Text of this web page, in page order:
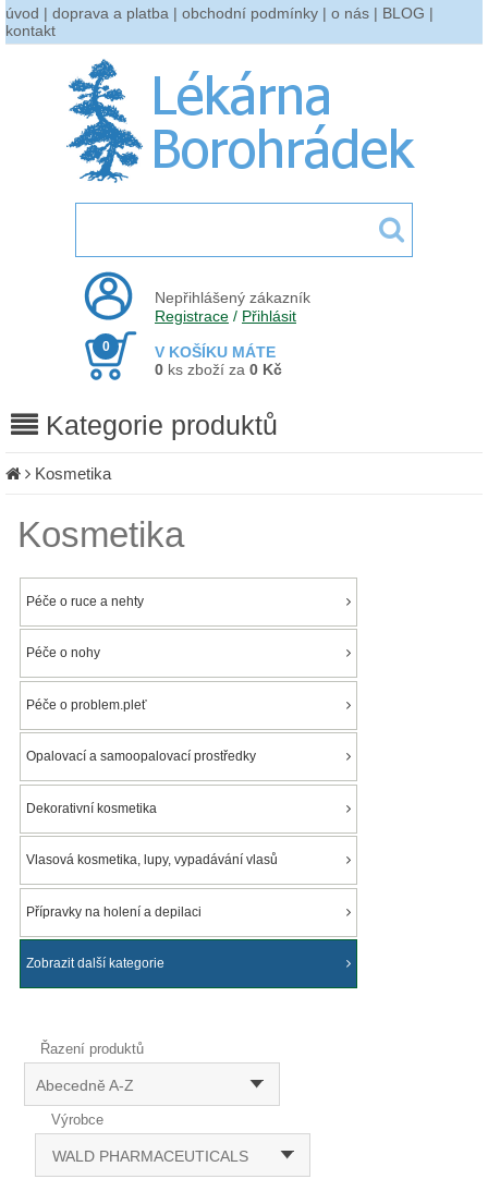
úvod | doprava a platba | obchodní podmínky | o nás | BLOG |
kontakt
Nepřihlášený zákazník
Registrace / Přihlásit
V KOŠÍKU MÁTE
0
0 ks zboží za 0 Kč
Kategorie produktů
Kosmetika
Kosmetika
Péče o ruce a nehty
Péče o nohy
Péče o problem.pleť
Opalovací a samoopalovací prostředky
Dekorativní kosmetika
Vlasová kosmetika, lupy, vypadávání vlasů
Přípravky na holení a depilaci
Zobrazit další kategorie
Řazení produktů
Abecedně A-Z
Výrobce
WALD PHARMACEUTICALS